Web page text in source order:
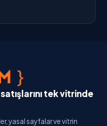
tek vitrinde
yasal sayfalar ve vitrin